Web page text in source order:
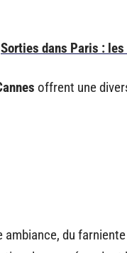
Sorties dans Paris :
offrent une
ambiance, du